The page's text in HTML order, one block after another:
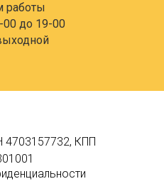
работы
00 до 19-00
КПП